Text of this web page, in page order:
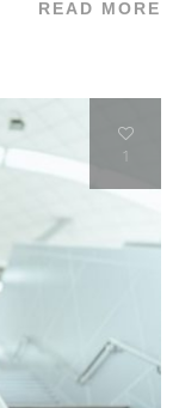
READ MORE
1